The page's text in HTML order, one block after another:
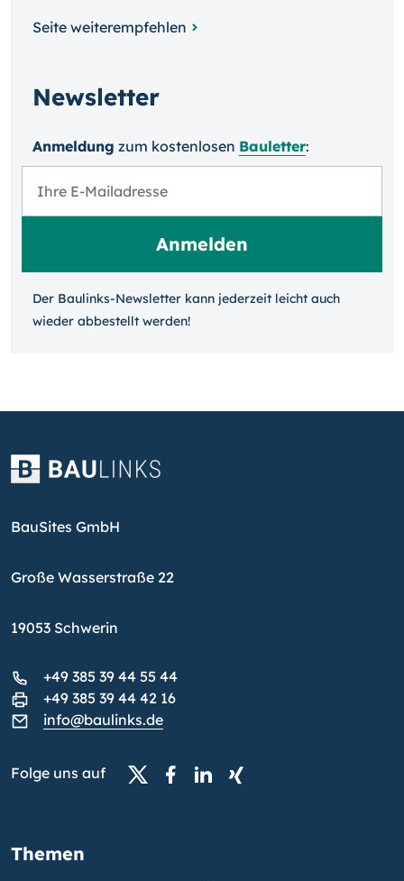
Seite weiterempfehlen
Newsletter
Anmeldung zum kosten­losen Bauletter:
Der Baulinks-Newsletter kann jeder­zeit leicht auch
wieder ab­bestellt werden!
BauSites GmbH
Große Wasserstraße 22
19053 Schwerin
+49 385 39 44 55 44
+49 385 39 44 42 16
info@baulinks.de
Folge uns auf
Themen